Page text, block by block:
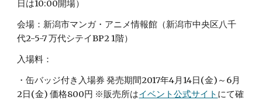
日は10:00開場）
会場：新潟市マンガ・アニメ情報館（新潟市中央区八千
代2-5-7 万代シテイBP2 1階）
入場料：
・缶バッジ付き入場券 発売期間2017年4月14日(金)～6月
2日(金) 価格800円 ※販売所はイベント公式サイト にて確